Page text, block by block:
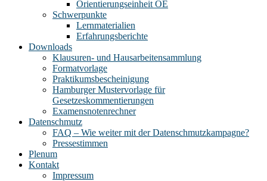
Orientierungseinheit OE
Schwerpunkte
Lernmaterialien
Erfahrungsberichte
Downloads
Klausuren- und Hausarbeitensammlung
Formatvorlage
Praktikumsbescheinigung
Hamburger Mustervorlage für
Gesetzeskommentierungen
Examensnotenrechner
Datenschmutz
FAQ – Wie weiter mit der Datenschmutzkampagne?
Pressestimmen
Plenum
Kontakt
Impressum